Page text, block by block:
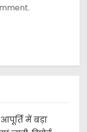
में बड़ा